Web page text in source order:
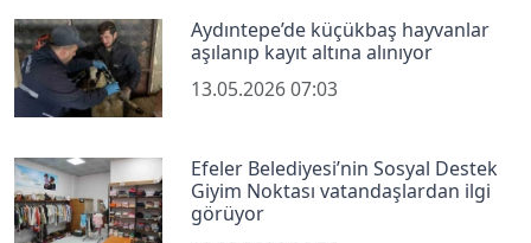
Aydıntepe’de küçükbaş hayvanlar
aşılanıp kayıt altına alınıyor
13.05.2026 07:03
Efeler Belediyesi’nin Sosyal Destek
Giyim Noktası vatandaşlardan ilgi
görüyor